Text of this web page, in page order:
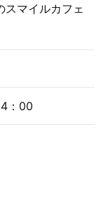
スマイルカフェ
：00